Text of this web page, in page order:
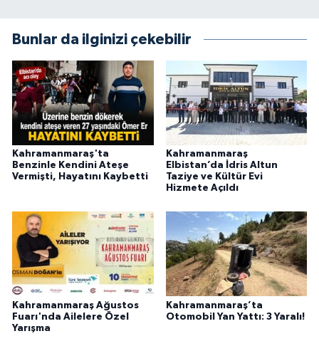
Bunlar da ilginizi çekebilir
Kahramanmaraş'ta
Benzinle Kendini Ateşe
Vermişti, Hayatını Kaybetti
Kahramanmaraş
Elbistan’da İdris Altun
Taziye ve Kültür Evi
Hizmete Açıldı
Kahramanmaraş Ağustos
Fuarı'nda Ailelere Özel
Yarışma
Kahramanmaraş’ta
Otomobil Yan Yattı: 3 Yaralı!
BİLİM VE TEKNOLOJİ
YARIŞMALAR
TANITIM
HABERDE İNSAN